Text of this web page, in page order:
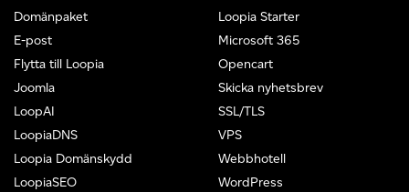
Domänpaket
E-post
Flytta till Loopia
Joomla
LoopAI
LoopiaDNS
Loopia Domänskydd
LoopiaSEO
Loopia Starter
Microsoft 365
Opencart
Skicka nyhetsbrev
SSL/TLS
VPS
Webbhotell
WordPress